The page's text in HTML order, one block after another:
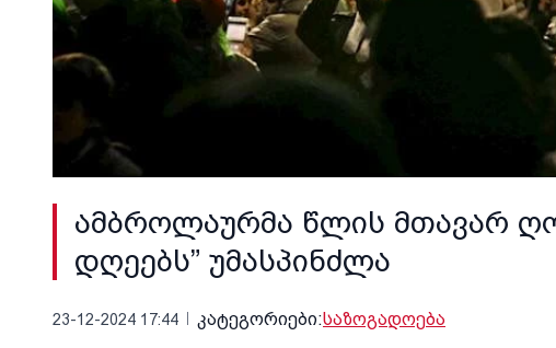
ამბროლაურმა წლის მთავარ
დღეებს” უმასპინძლა
23-12-2024 17:44 კატეგორიები:საზოგადოება